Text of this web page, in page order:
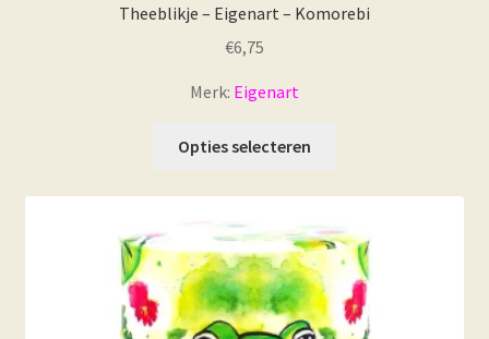
Theeblikje – Eigenart – Komorebi
€6,75
Merk: Eigenart
Opties selecteren
variaties.
Deze
optie
kan